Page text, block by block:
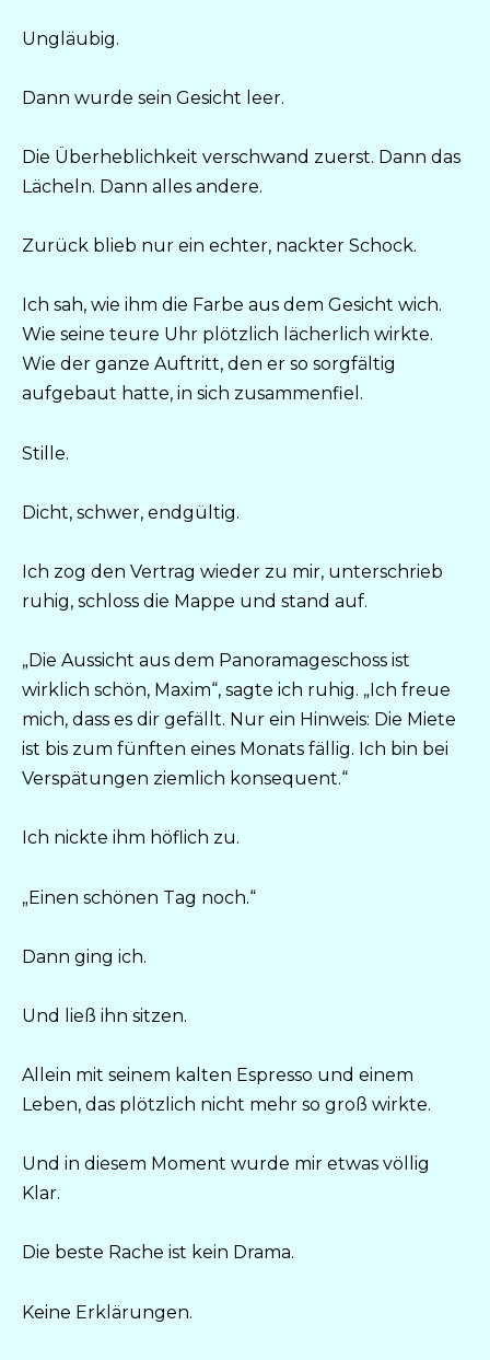
Ungläubig.
Dann wurde sein Gesicht leer.
Die Überheblichkeit verschwand zuerst. Dann das
Lächeln. Dann alles andere.
Zurück blieb nur ein echter, nackter Schock.
Ich sah, wie ihm die Farbe aus dem Gesicht wich.
Wie seine teure Uhr plötzlich lächerlich wirkte.
Wie der ganze Auftritt, den er so sorgfältig
aufgebaut hatte, in sich zusammenfiel.
Stille.
Dicht, schwer, endgültig.
Ich zog den Vertrag wieder zu mir, unterschrieb
ruhig, schloss die Mappe und stand auf.
„Die Aussicht aus dem Panoramageschoss ist
wirklich schön, Maxim“, sagte ich ruhig. „Ich freue
mich, dass es dir gefällt. Nur ein Hinweis: Die Miete
ist bis zum fünften eines Monats fällig. Ich bin bei
Verspätungen ziemlich konsequent.“
Ich nickte ihm höflich zu.
„Einen schönen Tag noch.“
Dann ging ich.
Und ließ ihn sitzen.
Allein mit seinem kalten Espresso und einem
Leben, das plötzlich nicht mehr so groß wirkte.
Und in diesem Moment wurde mir etwas völlig
Klar.
Die beste Rache ist kein Drama.
Keine Erklärungen.